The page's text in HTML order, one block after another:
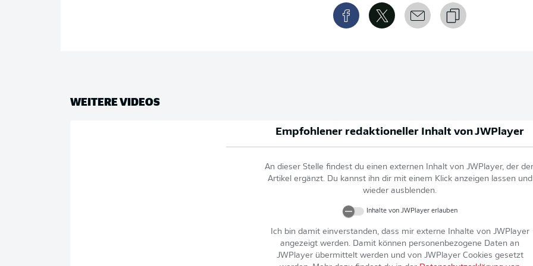
WEITERE VIDEOS
Empfohlener redaktioneller Inhalt vonJWPlayer
An dieser Stelle findest du einen externen Inhalt von JWPlayer, der
Artikel ergänzt. Du kannst ihn dir mit einem Klick anzeigen lassen und
wieder ausblenden.
Inhalte von JWPlayererlauben
Ich bin damit einverstanden, dass mir externe Inhalte von JWPlayer
angezeigt werden. Damit können personenbezogene Daten an
JWPlayerübermittelt werden und von JWPlayerCookies gesetzt